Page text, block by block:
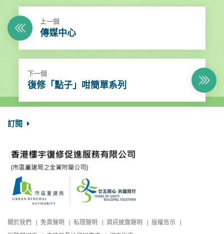
上一個
傳媒中心
下一個
復修「點子」咁簡單系列
訂閱
關於我們 免責聲明 私隱聲明 資訊披露聲明
版權告示